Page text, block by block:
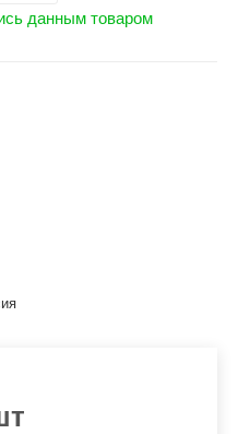
данным товаром